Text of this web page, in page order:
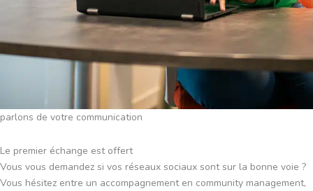
parlons de votre communication
Le premier échange est offert
Vous vous demandez si vos réseaux sociaux sont sur la bonne voie ?
Vous hésitez entre un accompagnement en community management,